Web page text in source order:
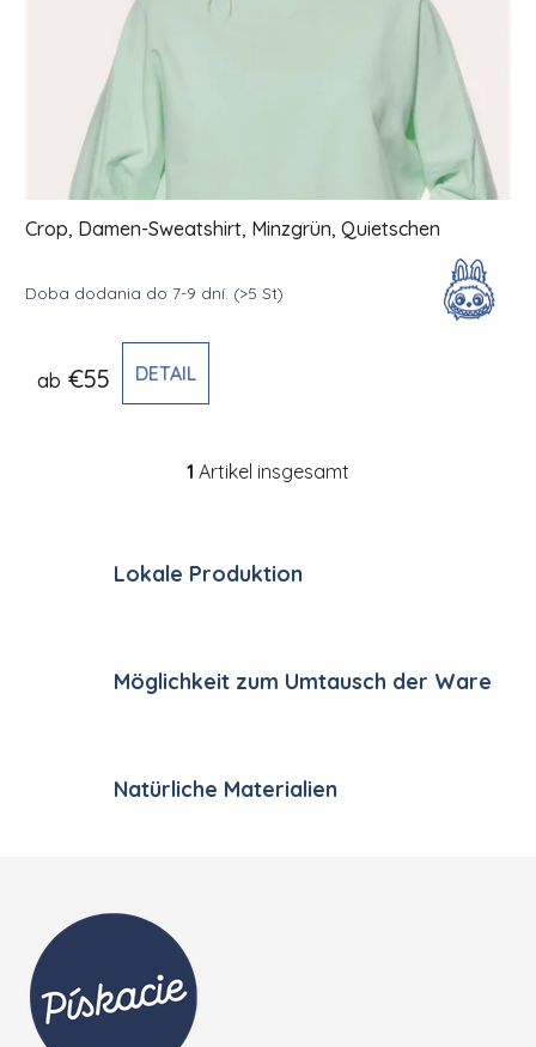
Crop, Damen-Sweatshirt, Minzgrün, Quietschen
Doba dodania do 7-9 dní. (>5 St)
ab €55 DETAIL
Steuerelemente der
1 Artikel insgesamt
Lokale Produktion
Möglichkeit zum Umtausch der Ware
Natürliche Materialien